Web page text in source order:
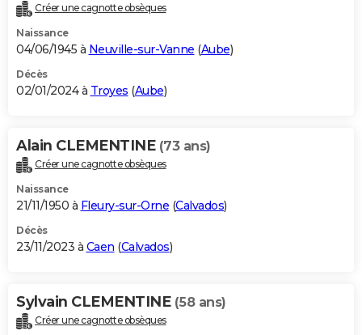
Créer une cagnotte obsèques
Naissance
04/06/1945 à Neuville-sur-Vanne (Aube)
Décès
02/01/2024 à Troyes (Aube)
Alain CLEMENTINE (73 ans)
Créer une cagnotte obsèques
Naissance
21/11/1950 à Fleury-sur-Orne (Calvados)
Décès
23/11/2023 à Caen (Calvados)
Sylvain CLEMENTINE (58 ans)
Créer une cagnotte obsèques